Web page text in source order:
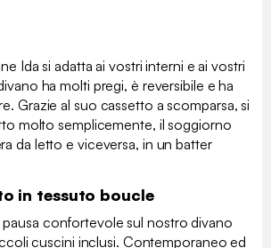
Ida si adatta ai vostri interni e ai vostri
ha molti pregi, è reversibile e ha
Grazie al suo cassetto a scomparsa, si
molto semplicemente, il soggiorno
da letto e viceversa, in un batter
in tessuto boucle
confortevole sul nostro divano
cuscini inclusi. Contemporaneo ed